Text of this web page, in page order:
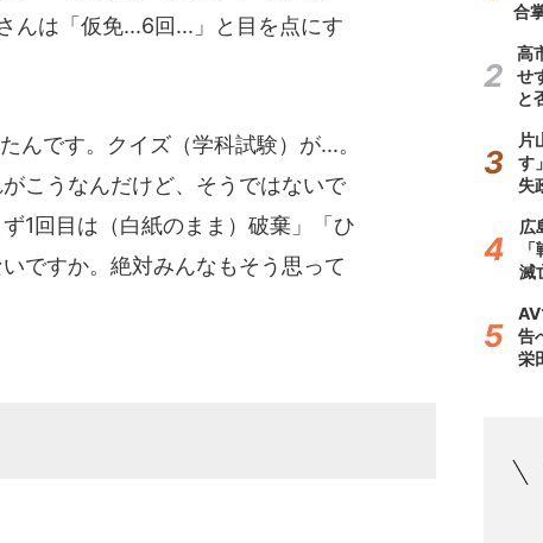
んは「仮免...6回...」と目を点にす
です。クイズ（学科試験）が...。
こうなんだけど、そうではないで
1回目は（白紙のまま）破棄」「ひ
ですか。絶対みんなもそう思って
合
高
せ
と
片
す
失
広
滅
告
栄